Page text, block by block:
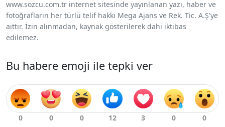
www.sozcu.com.tr internet sitesinde yayınlanan yazı, haber ve
fotoğrafların her türlü telif hakkı Mega Ajans ve Rek. Tic. A.Ş'ye
aittir. İzin alınmadan, kaynak gösterilerek dahi iktibas
edilemez.
Bu habere emoji ile tepki ver